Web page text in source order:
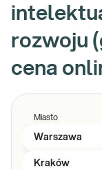
rozwoju
cena
Miasto
Warszawa
Kraków